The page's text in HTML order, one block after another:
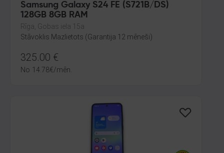
Samsung Galaxy S24 FE (S721B/DS)
128GB 8GB RAM
Rīga, Gobas iela 15a
Stāvoklis Mazlietots (Garantija 12 mēneši)
325.00 €
No 14.78€/mēn.